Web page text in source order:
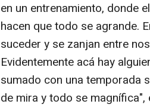
en un entrenamiento, donde
hacen que todo se agrande.
suceder y se zanjan entre
Evidentemente acá hay
sumado con una temporada
de mira y todo se magnífica",